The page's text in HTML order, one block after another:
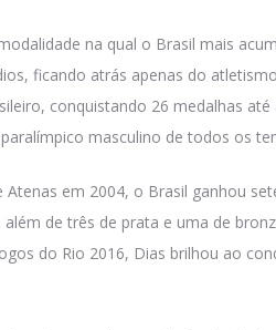
na qual o Brasil mais
ficando atrás apenas do
conquistando 26 medalhas
masculino de todos os
Atenas em 2004, o Brasil ganhou
de três de prata e uma de
do Rio 2016, Dias brilhou ao